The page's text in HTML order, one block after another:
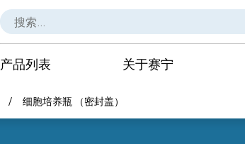
产品列表 关于赛宁
细胞培养瓶 （密封盖）